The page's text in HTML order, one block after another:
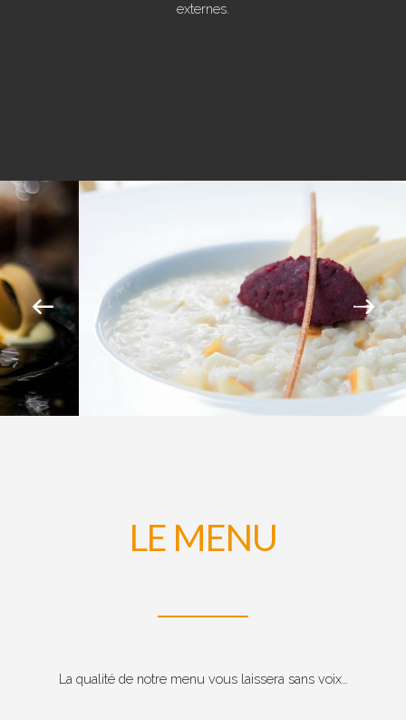
externes.
LE MENU
La qualité de notre menu vous laissera sans voix…